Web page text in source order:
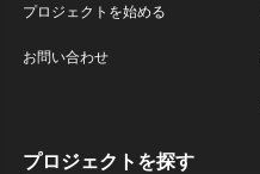
プロジェクトを始める
お問い合わせ
プロジェクトを探す